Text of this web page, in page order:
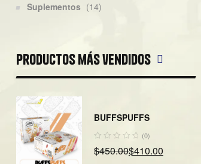
Suplementos (14)
Productos más vendidos
BUFFSPUFFS
(0)
$450.00$410.00